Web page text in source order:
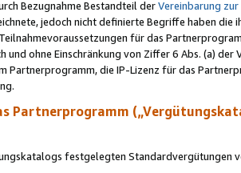
Bezugnahme Bestandteil derVereinbarung
jedoch nicht definierte Begriffe haben die
für das
ohne Einschränkung von Ziffer 6 Abs. (a) der
Partnerprogramm, die IP-Lizenz für das
Partnerprogramm
festgelegten Standardvergütungen